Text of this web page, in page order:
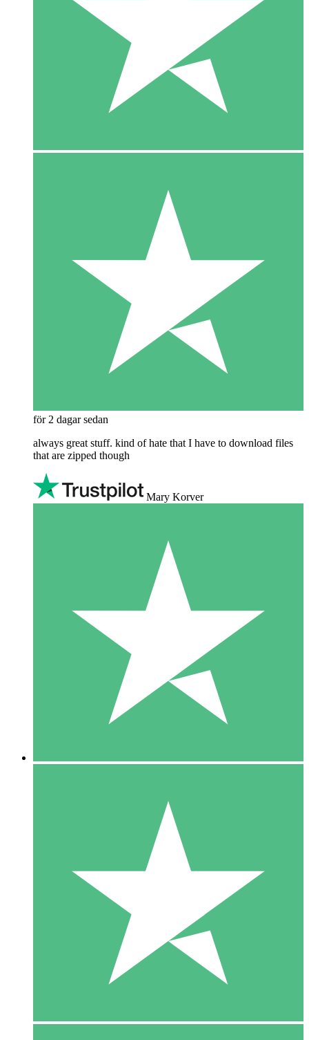
för 2 dagar sedan
always great stuff. kind of hate that I have to download files
that are zipped though
Mary Korver